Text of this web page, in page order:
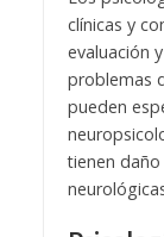
clínicas y
evaluación
problemas
pueden
tienen